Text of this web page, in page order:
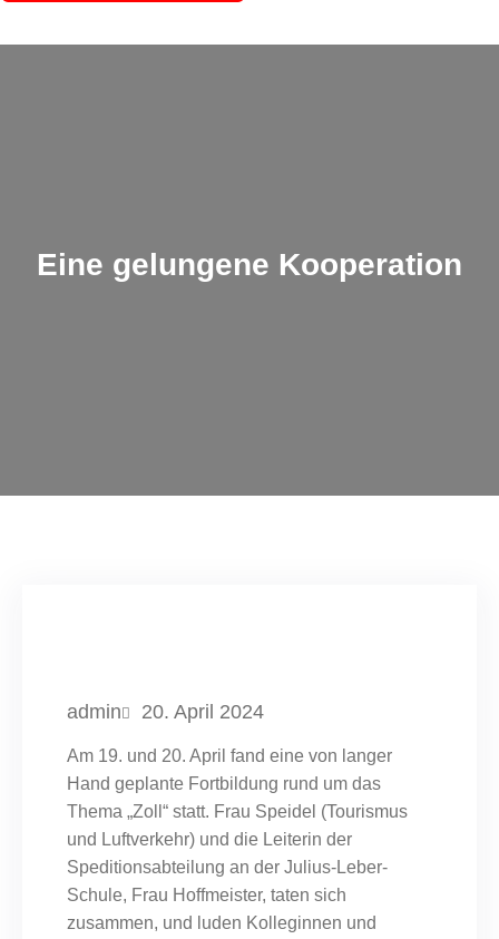
Eine gelungene Kooperation
admin 20. April 2024
Am 19. und 20. April fand eine von langer
Hand geplante Fortbildung rund um das
Thema „Zoll“ statt. Frau Speidel (Tourismus
und Luftverkehr) und die Leiterin der
Speditionsabteilung an der Julius-Leber-
Schule, Frau Hoffmeister, taten sich
zusammen, und luden Kolleginnen und